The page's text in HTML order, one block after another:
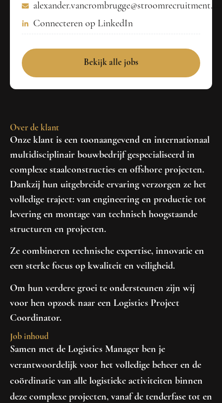
Over de klant
Onze klant is een toonaangevend en internationaal
multidisciplinair bouwbedrijf gespecialiseerd in
complexe staalconstructies en offshore projecten.
Dankzij hun uitgebreide ervaring verzorgen ze het
volledige traject: van engineering en productie tot
levering en montage van technisch hoogstaande
structuren en projecten.
Ze combineren technische expertise, innovatie en
een sterke focus op kwaliteit en veiligheid.
Om hun verdere groei te ondersteunen zijn wij
voor hen opzoek naar een Logistics Project
Coordinator.
Job inhoud
Samen met de Logistics Manager ben je
verantwoordelijk voor het volledige beheer en de
coördinatie van alle logistieke activiteiten binnen
deze complexe projecten, vanaf de tenderfase tot en
Connecteren op LinkedIn
Bekijk alle jobs